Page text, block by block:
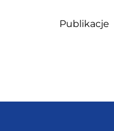
Publikacje